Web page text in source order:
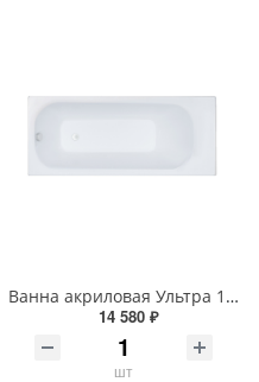
Ванна акриловая Ультра 180 х 70 см с полкой Щ0000048586
14 580 ₽
шт